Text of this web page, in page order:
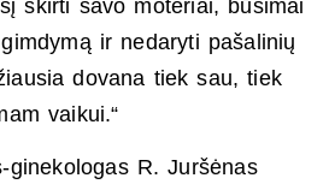
skirti savo moteriai, būsimai
ir nedaryti pašalinių
dovana tiek sau, tiek
vaikui.“
ginekologas R. Juršėnas